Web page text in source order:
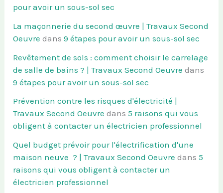
pour avoir un sous-sol sec
La maçonnerie du second œuvre | Travaux Second
Oeuvre dans9 étapes pour avoir un sous-sol sec
Revêtement de sols : comment choisir le carrelage
de salle de bains ? | Travaux Second Oeuvre dans
9 étapes pour avoir un sous-sol sec
Prévention contre les risques d'électricité |
Travaux Second Oeuvre dans5 raisons qui vous
obligent à contacter un électricien professionnel
Quel budget prévoir pour l'électrification d'une
maison neuve ? | Travaux Second Oeuvre dans5
raisons qui vous obligent à contacter un
électricien professionnel